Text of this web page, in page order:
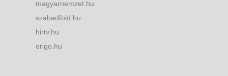
magyarnemzet.hu
szabadfold.hu
hirtv.hu
origo.hu